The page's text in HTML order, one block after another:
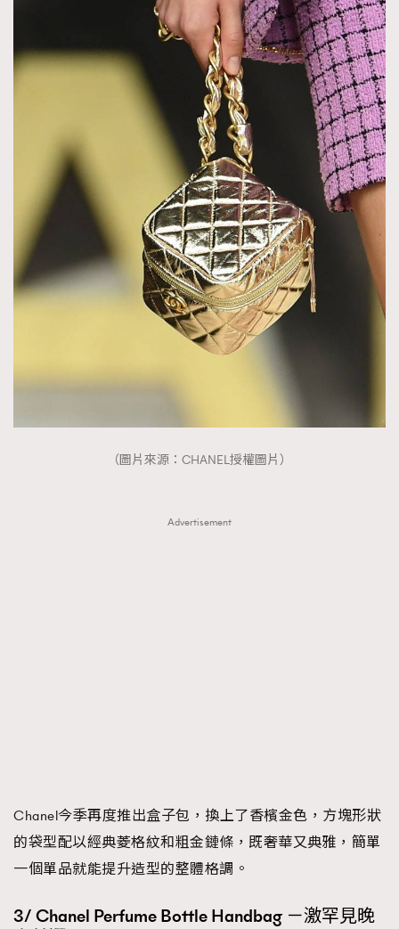
（圖片來源：CHANEL授權圖片）
Advertisement
Chanel今季再度推出盒子包，換上了香檳金色，方塊形狀
的袋型配以經典菱格紋和粗金鏈條，既奢華又典雅，簡單
一個單品就能提升造型的整體格調。
3/ Chanel Perfume Bottle Handbag －激罕見晚